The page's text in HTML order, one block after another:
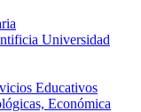
Universidad
Educativos
Económica